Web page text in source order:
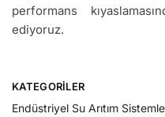
performans
ediyoruz.
KATEGORILER
Endüstriyel Su Arıtım